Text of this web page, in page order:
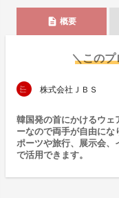
description 概要
＼このプ
株式会社ＪＢＳ
韓国発の首にかけるウェ
ーなので両手が自由にな
ポーツや旅行、展示会、
で活用できます。